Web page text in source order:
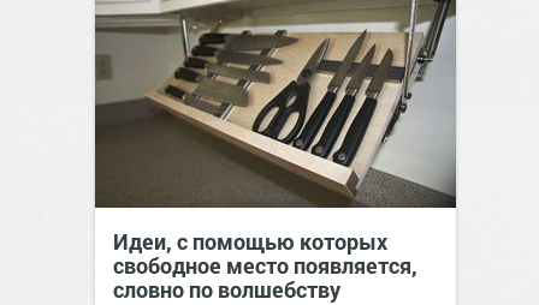
Идеи, с помощью которых
свободное место появляется,
словно по волшебству